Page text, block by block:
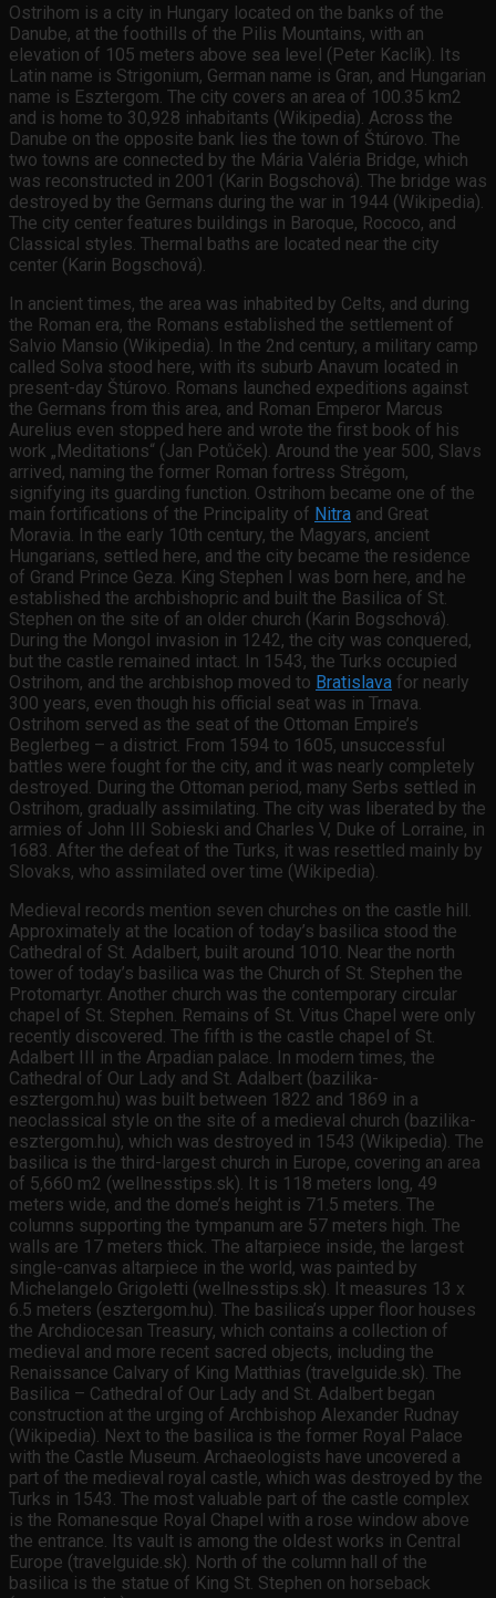
Ostrihom is a city in Hungary located on the banks of the
Danube, at the foothills of the Pilis Mountains, with an
elevation of 105 meters above sea level (Peter Kaclík). Its
Latin name is Strigonium, German name is Gran, and Hungarian
name is Esztergom. The city covers an area of 100.35 km2
and is home to 30,928 inhabitants (Wikipedia). Across the
Danube on the opposite bank lies the town of Štúrovo. The
two towns are connected by the Mária Valéria Bridge, which
was reconstructed in 2001 (Karin Bogschová). The bridge was
destroyed by the Germans during the war in 1944 (Wikipedia).
The city center features buildings in Baroque, Rococo, and
Classical styles. Thermal baths are located near the city
center (Karin Bogschová).
In ancient times, the area was inhabited by Celts, and during
the Roman era, the Romans established the settlement of
Salvio Mansio (Wikipedia). In the 2nd century, a military camp
called Solva stood here, with its suburb Anavum located in
present-day Štúrovo. Romans launched expeditions against
the Germans from this area, and Roman Emperor Marcus
Aurelius even stopped here and wrote the first book of his
work „Meditations“ (Jan Potůček). Around the year 500, Slavs
arrived, naming the former Roman fortress Strěgom,
signifying its guarding function. Ostrihom became one of the
main fortifications of the Principality of Nitra and Great
Moravia. In the early 10th century, the Magyars, ancient
Hungarians, settled here, and the city became the residence
of Grand Prince Geza. King Stephen I was born here, and he
established the archbishopric and built the Basilica of St.
Stephen on the site of an older church (Karin Bogschová).
During the Mongol invasion in 1242, the city was conquered,
but the castle remained intact. In 1543, the Turks occupied
Ostrihom, and the archbishop moved to Bratislava for nearly
300 years, even though his official seat was in Trnava.
Ostrihom served as the seat of the Ottoman Empire’s
Beglerbeg – a district. From 1594 to 1605, unsuccessful
battles were fought for the city, and it was nearly completely
destroyed. During the Ottoman period, many Serbs settled in
Ostrihom, gradually assimilating. The city was liberated by the
armies of John III Sobieski and Charles V, Duke of Lorraine, in
1683. After the defeat of the Turks, it was resettled mainly by
Slovaks, who assimilated over time (Wikipedia).
Medieval records mention seven churches on the castle hill.
Approximately at the location of today’s basilica stood the
Cathedral of St. Adalbert, built around 1010. Near the north
tower of today’s basilica was the Church of St. Stephen the
Protomartyr. Another church was the contemporary circular
chapel of St. Stephen. Remains of St. Vitus Chapel were only
recently discovered. The fifth is the castle chapel of St.
Adalbert III in the Arpadian palace. In modern times, the
Cathedral of Our Lady and St. Adalbert (bazilika-
esztergom.hu) was built between 1822 and 1869 in a
neoclassical style on the site of a medieval church (bazilika-
esztergom.hu), which was destroyed in 1543 (Wikipedia). The
basilica is the third-largest church in Europe, covering an area
of 5,660 m2 (wellnesstips.sk). It is 118 meters long, 49
meters wide, and the dome’s height is 71.5 meters. The
columns supporting the tympanum are 57 meters high. The
walls are 17 meters thick. The altarpiece inside, the largest
single-canvas altarpiece in the world, was painted by
Michelangelo Grigoletti (wellnesstips.sk). It measures 13 x
6.5 meters (esztergom.hu). The basilica’s upper floor houses
the Archdiocesan Treasury, which contains a collection of
medieval and more recent sacred objects, including the
Renaissance Calvary of King Matthias (travelguide.sk). The
Basilica – Cathedral of Our Lady and St. Adalbert began
construction at the urging of Archbishop Alexander Rudnay
(Wikipedia). Next to the basilica is the former Royal Palace
with the Castle Museum. Archaeologists have uncovered a
part of the medieval royal castle, which was destroyed by the
Turks in 1543. The most valuable part of the castle complex
is the Romanesque Royal Chapel with a rose window above
the entrance. Its vault is among the oldest works in Central
Europe (travelguide.sk). North of the column hall of the
basilica is the statue of King St. Stephen on horseback